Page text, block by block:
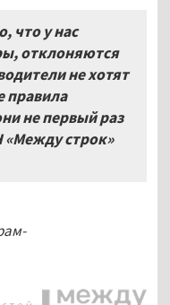
что у нас
отклоняются
не хотят
правила
не первый раз
«Между строк»